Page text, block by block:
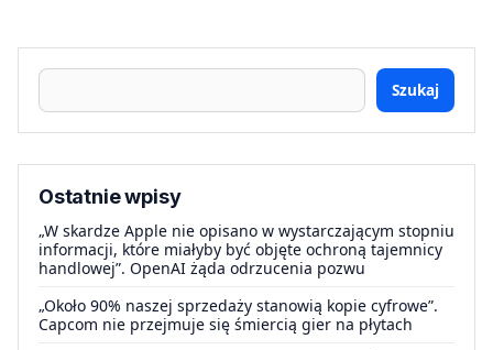
Szukaj
Ostatnie wpisy
„W skardze Apple nie opisano w wystarczającym stopniu
informacji, które miałyby być objęte ochroną tajemnicy
handlowej”. OpenAI żąda odrzucenia pozwu
„Około 90% naszej sprzedaży stanowią kopie cyfrowe”.
Capcom nie przejmuje się śmiercią gier na płytach